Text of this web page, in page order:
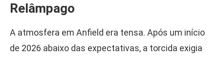
Relâmpago
A atmosfera em Anfield era tensa. Após um início
de 2026 abaixo das expectativas, a torcida exigia